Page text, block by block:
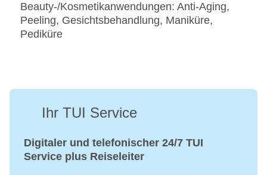
Beauty-/Kosmetikanwendungen: Anti-Aging,
Peeling, Gesichtsbehandlung, Maniküre,
Pediküre
Ihr TUI Service
Digitaler und telefonischer 24/7 TUI
Service plus Reiseleiter